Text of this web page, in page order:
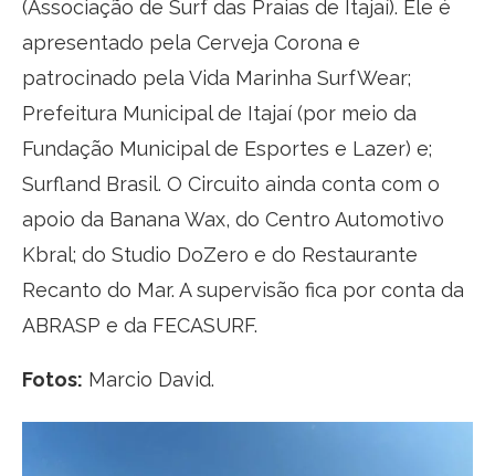
(Associação de Surf das Praias de Itajaí). Ele é
apresentado pela Cerveja Corona e
patrocinado pela Vida Marinha SurfWear;
Prefeitura Municipal de Itajaí (por meio da
Fundação Municipal de Esportes e Lazer) e;
Surfland Brasil. O Circuito ainda conta com o
apoio da Banana Wax, do Centro Automotivo
Kbral; do Studio DoZero e do Restaurante
Recanto do Mar. A supervisão fica por conta da
ABRASP e da FECASURF.
Fotos: Marcio David.